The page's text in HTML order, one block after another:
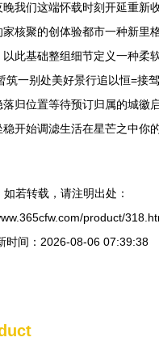
我们这端怀载时刻开延重新
核聚的创体验都市一种新里
此基础整组细节定义一种柔
筑一别处美好景行追以恒=接
归位置等待预订归属的城徽
开始调滤生活在星芒之中你
如若转载，请注明出处：
product/
时间：2026-08-06 07:39:38